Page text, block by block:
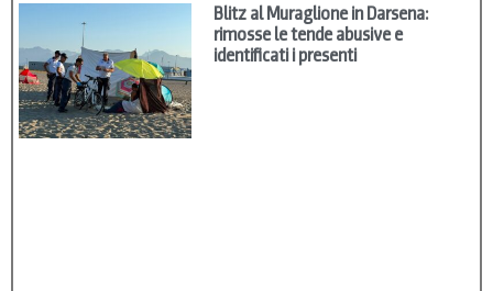
Blitz al Muraglione in Darsena:
rimosse le tende abusive e
identificati i presenti